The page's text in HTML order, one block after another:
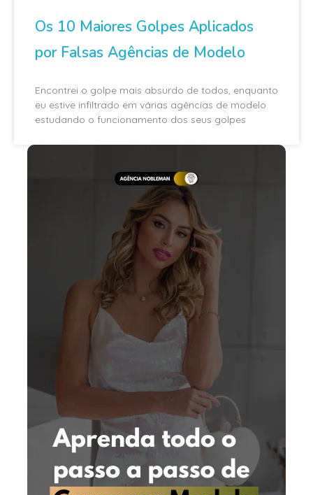
Os 10 Maiores Golpes Aplicados
por Falsas Agências de Modelo
Encontrei o golpe mais absurdo de todos, enquanto
eu estive infiltrado em várias agências de modelo
estudando o funcionamento dos seus golpes